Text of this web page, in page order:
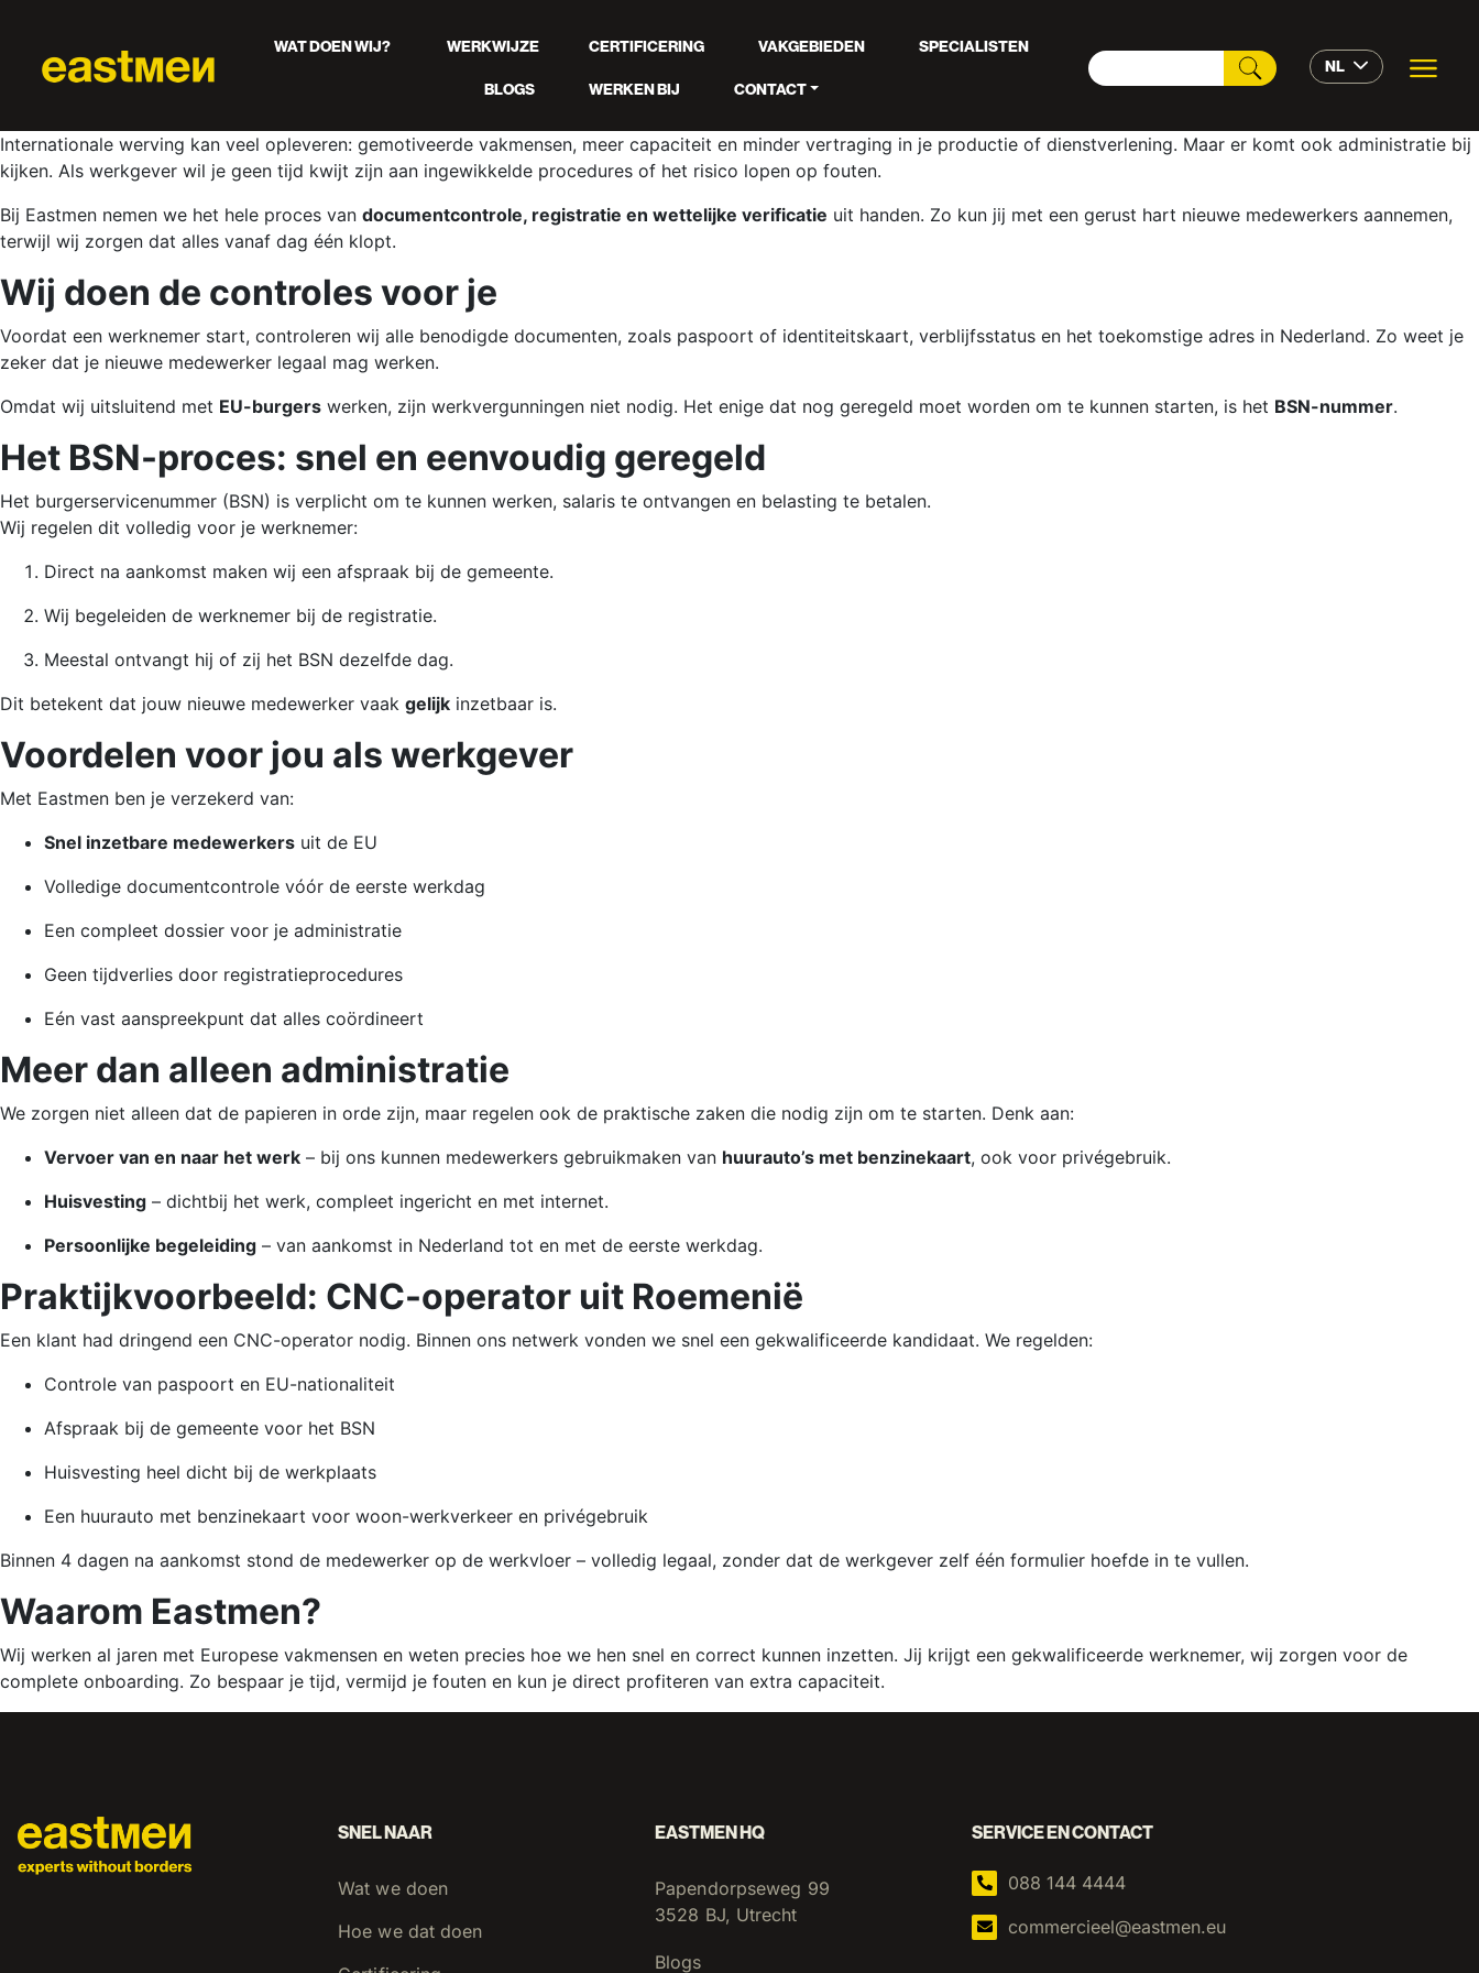
WAT DOEN WIJ? WERKWIJZE CERTIFICERING VAKGEBIEDEN SPECIALISTEN
BLOGS WERKEN BIJ CONTACT
NL
Internationale werving kan veel opleveren: gemotiveerde vakmensen, meer capaciteit en minder vertraging in je productie of dienstverlening. Maar er komt ook administratie bij
kijken. Als werkgever wil je geen tijd kwijt zijn aan ingewikkelde procedures of het risico lopen op fouten.
Bij Eastmen nemen we het hele proces van documentcontrole, registratie en wettelijke verificatie uit handen. Zo kun jij met een gerust hart nieuwe medewerkers aannemen,
terwijl wij zorgen dat alles vanaf dag één klopt.
Wij doen de controles voor je
Voordat een werknemer start, controleren wij alle benodigde documenten, zoals paspoort of identiteitskaart, verblijfsstatus en het toekomstige adres in Nederland. Zo weet je
zeker dat je nieuwe medewerker legaal mag werken.
Omdat wij uitsluitend met EU-burgers werken, zijn werkvergunningen niet nodig. Het enige dat nog geregeld moet worden om te kunnen starten, is het BSN-nummer.
Het BSN-proces: snel en eenvoudig geregeld
Het burgerservicenummer (BSN) is verplicht om te kunnen werken, salaris te ontvangen en belasting te betalen.
Wij regelen dit volledig voor je werknemer:
Direct na aankomst maken wij een afspraak bij de gemeente.
Wij begeleiden de werknemer bij de registratie.
Meestal ontvangt hij of zij het BSN dezelfde dag.
Dit betekent dat jouw nieuwe medewerker vaak gelijk inzetbaar is.
Voordelen voor jou als werkgever
Met Eastmen ben je verzekerd van:
Snel inzetbare medewerkers uit de EU
Volledige documentcontrole vóór de eerste werkdag
Een compleet dossier voor je administratie
Geen tijdverlies door registratieprocedures
Eén vast aanspreekpunt dat alles coördineert
Meer dan alleen administratie
We zorgen niet alleen dat de papieren in orde zijn, maar regelen ook de praktische zaken die nodig zijn om te starten. Denk aan:
Vervoer van en naar het werk – bij ons kunnen medewerkers gebruikmaken van huurauto’s met benzinekaart, ook voor privégebruik.
Huisvesting – dichtbij het werk, compleet ingericht en met internet.
Persoonlijke begeleiding – van aankomst in Nederland tot en met de eerste werkdag.
Praktijkvoorbeeld: CNC-operator uit Roemenië
Een klant had dringend een CNC-operator nodig. Binnen ons netwerk vonden we snel een gekwalificeerde kandidaat. We regelden:
Controle van paspoort en EU-nationaliteit
Afspraak bij de gemeente voor het BSN
Huisvesting heel dicht bij de werkplaats
Een huurauto met benzinekaart voor woon-werkverkeer en privégebruik
Binnen 4 dagen na aankomst stond de medewerker op de werkvloer – volledig legaal, zonder dat de werkgever zelf één formulier hoefde in te vullen.
Waarom Eastmen?
Wij werken al jaren met Europese vakmensen en weten precies hoe we hen snel en correct kunnen inzetten. Jij krijgt een gekwalificeerde werknemer, wij zorgen voor de
complete onboarding. Zo bespaar je tijd, vermijd je fouten en kun je direct profiteren van extra capaciteit.
SNEL NAAR
Wat we doen
Hoe we dat doen
EASTMEN HQ
Papendorpseweg 99
3528 BJ, Utrecht
Blogs
SERVICE EN CONTACT
088 144 4444
commercieel@eastmen.eu